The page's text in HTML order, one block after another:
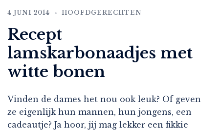
4 JUNI 2014 HOOFDGERECHTEN
Recept
lamskarbonaadjes met
witte bonen
Vinden de dames het nou ook leuk? Of geven
ze eigenlijk hun mannen, hun jongens, een
cadeautje? Ja hoor, jij mag lekker een fikkie